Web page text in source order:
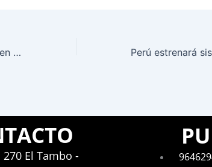
Multas por llevar a pasajeros en motos en el Perú serán las más altas de toda la región
270 El Tambo -